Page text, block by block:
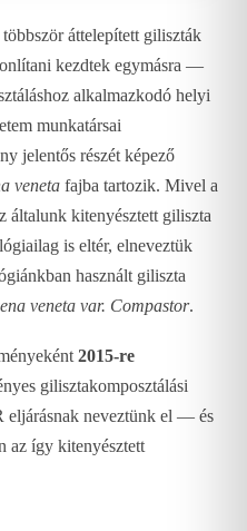
áttelepített giliszták
kezdtek egymásra —
alkalmazkodó helyi
munkatársai
jelentős részét képező
veneta fajba tartozik. Mivel a
általunk kitenyésztett giliszta
is eltér, elneveztük
használt giliszta
veneta var. Compastor.
2015-re
gilisztakomposztálási
eljárásnak neveztünk el — és
az így kitenyésztett